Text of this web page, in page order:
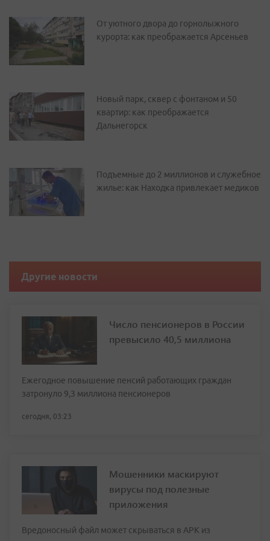
От уютного двора до горнолыжного
курорта: как преображается Арсеньев
Новый парк, сквер с фонтаном и 50
квартир: как преображается
Дальнегорск
Подъемные до 2 миллионов и служебное
жилье: как Находка привлекает медиков
Другие новости
Число пенсионеров в России
превысило 40,5 миллиона
Ежегодное повышение пенсий работающих граждан
затронуло 9,3 миллиона пенсионеров
сегодня, 03:23
Мошенники маскируют
вирусы под полезные
приложения
Вредоносный файл может скрываться в APK из